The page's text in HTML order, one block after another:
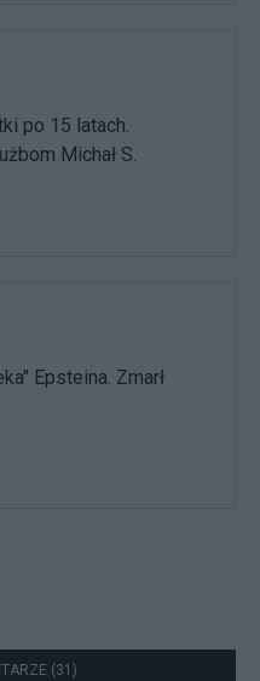
po 15 latach.
Michał S.
Epsteina. Zmarł
(31)